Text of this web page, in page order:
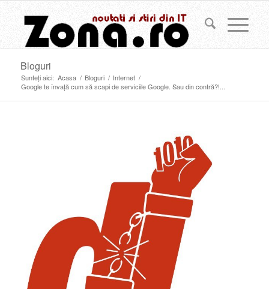
Bloguri
Sunteți aici: Acasa / Bloguri / Internet /
Google te învață cum să scapi de serviciile Google. Sau din contră?!...